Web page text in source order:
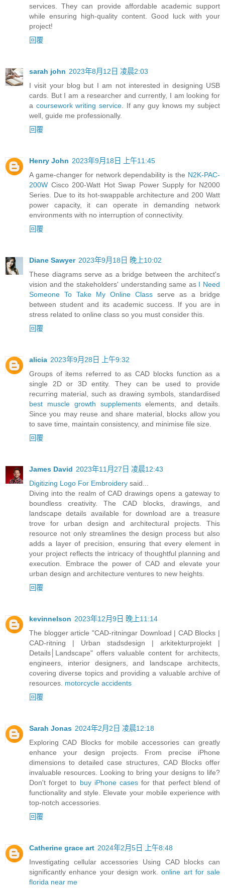
services. They can provide affordable academic support
while ensuring high-quality content. Good luck with your
project!
回覆
sarah john 2023年8月12日 凌晨2:03
I visit your blog but I am not interested in designing USB
cards. But I am a researcher and currently, I am looking for
a coursework writing service . If any guy knows my subject
well, guide me professionally.
回覆
Henry John 2023年9月18日 上午11:45
A game-changer for network dependability is the N2K-PAC-
200W Cisco 200-Watt Hot Swap Power Supply for N2000
Series. Due to its hot-swappable architecture and 200 Watt
power capacity, it can operate in demanding network
environments with no interruption of connectivity.
回覆
Diane Sawyer 2023年9月18日 晚上10:02
These diagrams serve as a bridge between the architect's
vision and the stakeholders' understanding same as I Need
Someone To Take My Online Class serve as a bridge
between student and its academic success. If you are in
stress related to online class so you must consider this.
回覆
alicia 2023年9月28日 上午9:32
Groups of items referred to as CAD blocks function as a
single 2D or 3D entity. They can be used to provide
recurring material, such as drawing symbols, standardised
best muscle growth supplementselements, and details.
Since you may reuse and share material, blocks allow you
to save time, maintain consistency, and minimise file size.
回覆
James David 2023年11月27日 凌晨12:43
Digitizing Logo For Embroidery said...
Diving into the realm of CAD drawings opens a gateway to
boundless creativity. The CAD blocks, drawings, and
landscape details available for download are a treasure
trove for urban design and architectural projects. This
resource not only streamlines the design process but also
adds a layer of precision, ensuring that every element in
your project reflects the intricacy of thoughtful planning and
execution. Embrace the power of CAD and elevate your
urban design and architecture ventures to new heights.
回覆
kevinnelson 2023年12月9日 晚上11:14
The blogger article "CAD-ritningar Download | CAD Blocks |
CAD-ritning | Urban stadsdesign | arkitekturprojekt |
Details│Landscape" offers valuable content for architects,
engineers, interior designers, and landscape architects,
covering diverse topics and providing a valuable archive of
resources. motorcycle accidents
回覆
Sarah Jonas 2024年2月2日 凌晨12:18
Exploring CAD Blocks for mobile accessories can greatly
enhance your design projects. From precise iPhone
dimensions to detailed case structures, CAD Blocks offer
invaluable resources. Looking to bring your designs to life?
Don't forget to buy iPhone cases for that perfect blend of
functionality and style. Elevate your mobile experience with
top-notch accessories.
回覆
Catherine grace art 2024年2月5日 上午8:48
Investigating cellular accessories Using CAD blocks can
significantly enhance your design work.online art for sale
florida near me